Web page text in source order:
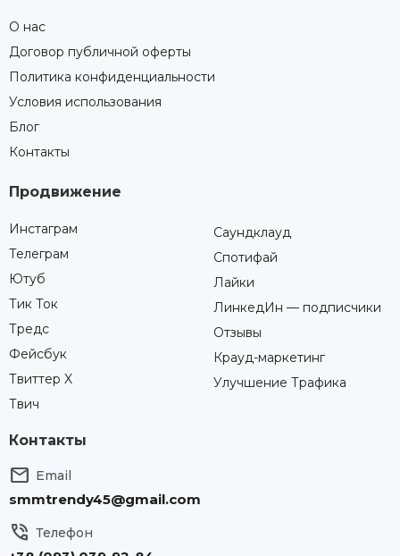
О нас
Договор публичной оферты
Политика конфиденциальности
Условия использования
Блог
Контакты
Продвижение
Инстаграм
Телеграм
Ютуб
Тик Ток
Тредс
Фейсбук
Твиттер X
Твич
Саундклауд
Спотифай
Лайки
ЛинкедИн — подписчики
Отзывы
Крауд-маркетинг
Улучшение Трафика
Контакты
 Email
smmtrendy45@gmail.com
 Телефон